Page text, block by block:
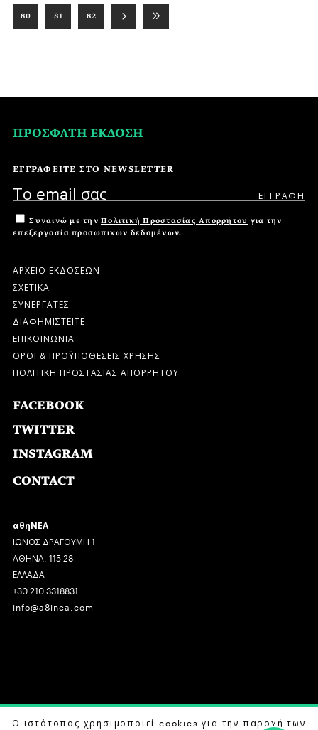
80 81 82
ΠΡΟΣΦΑΤΗ ΕΚΔΟΣΗ
ΕΓΓΡΑΦΕΙΤΕ ΣΤΟ NEWSLETTER
Συναινώ με την Πολιτική Προστασίας Απορρήτου για την
επεξεργασία προσωπικών δεδομένων.
ΑΡΧΕΙΟ ΕΚΔΟΣΕΩΝ
ΣΧΕΤΙΚΑ
ΣΥΝΕΡΓΑΤΕΣ
ΔΙΑΦΗΜΙΣΤΕΙΤΕ
ΕΠΙΚΟΙΝΩΝΙΑ
ΟΡΟΙ & ΠΡΟΫΠΟΘΕΣΕΙΣ ΧΡΗΣΗΣ
ΠΟΛΙΤΙΚΗ ΠΡΟΣΤΑΣΙΑΣ ΑΠΟΡΡΗΤΟΥ
FACEBOOK
TWITTER
INSTAGRAM
CONTACT
αθηΝΕΑ
ΙΩΝΟΣ ΔΡΑΓΟΥΜΗ 1
ΑΘΗΝΑ, 115 28
ΕΛΛΑΔΑ
+30 210 3318831
info@a8inea.com
COPYRIGHT © 2026 αθηΝΕΑ, ALL RIGHTS RESERVED.
Ο ιστότοπος χρησιμοποιεί cookies για την παροχή των